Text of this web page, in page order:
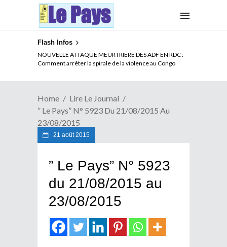
Flash Infos
NOUVELLE ATTAQUE MEURTRIERE DES ADF EN RDC :
Comment arrêter la spirale de la violence au Congo
Home
Lire Le Journal
” Le Pays” N° 5923 Du 21/08/2015 Au
23/08/2015
21 août 2015
” Le Pays” N° 5923
du 21/08/2015 au
23/08/2015